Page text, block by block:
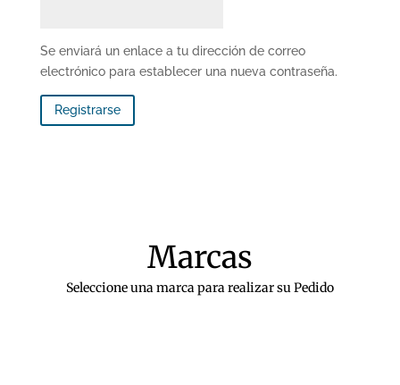
Se enviará un enlace a tu dirección de correo
electrónico para establecer una nueva contraseña.
Registrarse
Marcas
Seleccione una marca para realizar su Pedido